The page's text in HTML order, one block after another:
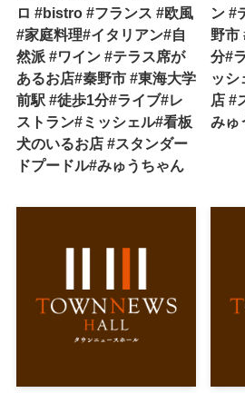
ロ #bistro #フランス #欧風
#家庭料理#イタリアン#自
然派 #ワイン #テラス席が
あるお店#秦野市 #東海大学
前駅 #徒歩1分#ライブ#レ
ストラン#ミッシェル#看板
犬のいるお店 #スタンダー
ドプードル#みゅうちゃん
ン #
野市
分#
ッシ
店 #
みゅ